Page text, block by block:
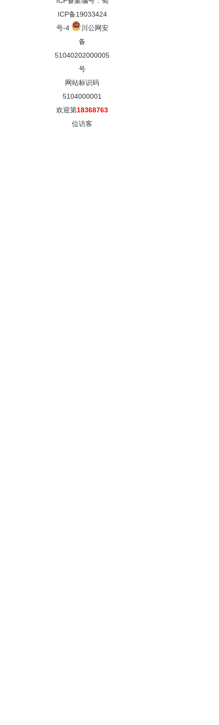
ICP备19033424
号-4
川公网安
备
51040202000005
号
网站标识码
5104000001
欢迎第18368763
位访客